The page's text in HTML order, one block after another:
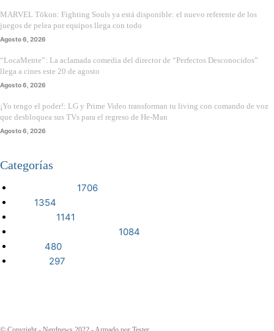
MARVEL Tōkon: Fighting Souls ya está disponible: el nuevo referente de los
juegos de pelea por equipos llega con todo
Agosto 6, 2026
“LocaMente”: La aclamada comedia del director de “Perfectos Desconocidos”
llega a cines este 20 de agosto
Agosto 6, 2026
¡Yo tengo el poder!: LG y Prime Video transforman tu living con comando de voz
que desbloquea sus TVs para el regreso de He-Man
Agosto 6, 2026
Categorías
1706
1354
1141
1084
480
297